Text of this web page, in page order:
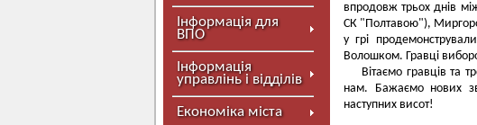
Інформація для
ВПО
Інформація
управлінь і відділів
Економіка міста
впродовж трьох днів
СК "Полтавою"),
у грі
Волошком. Гравці
Вітаємо гравців та
нам. Бажаємо нових
наступних висот!